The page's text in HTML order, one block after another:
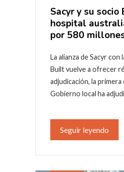
Sacyr y su
hospital
por 580
La alianza de Sacyr
Built vuelve a ofrecer
adjudicación, la
Gobierno local ha
Seguir leyendo